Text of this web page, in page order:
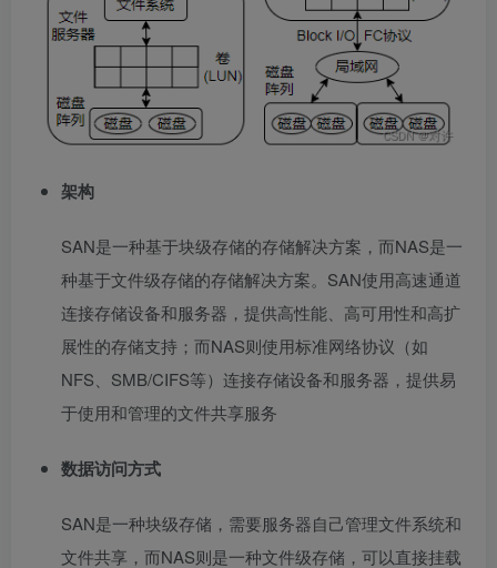
架构
SAN是一种基于块级存储的存储解决方案，而NAS是一
种基于文件级存储的存储解决方案。SAN使用高速通道
连接存储设备和服务器，提供高性能、高可用性和高扩
展性的存储支持；而NAS则使用标准网络协议（如
NFS、SMB/CIFS等）连接存储设备和服务器，提供易
于使用和管理的文件共享服务
数据访问方式
SAN是一种块级存储，需要服务器自己管理文件系统和
文件共享，而NAS则是一种文件级存储，可以直接挂载